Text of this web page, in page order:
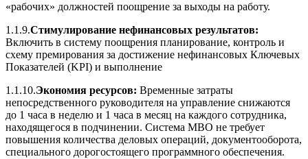
«рабочих» должностей поощрение за выходы на работу.
1.1.9.Стимулирование нефинансовых результатов:
Включить в систему поощрения планирование, контроль и
схему премирования за достижение нефинансовых Ключевых
Показателей (KPI) и выполнение
1.1.10.Экономия ресурсов: Временные затраты
непосредственного руководителя на управление снижаются
до 1 часа в неделю и 1 часа в месяц на каждого сотрудника,
находящегося в подчинении. Система МВО не требует
повышения количества деловых операций, документооборота,
специального дорогостоящего программного обеспечения.